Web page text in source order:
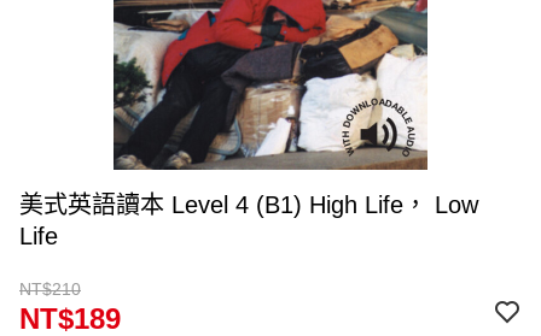
美式英語讀本 Level 4 (B1) High Life， Low
Life
NT$210
NT$189